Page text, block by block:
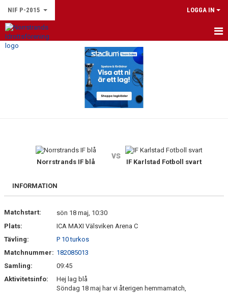
NIF P-2015 LOGGA IN
HEM
BILDGALLERI
DOKUMENT
Norrstrands IF blå
vs
IF Karlstad Fotboll svart
INFORMATION
Matchstart:
sön 18 maj, 10:30
Plats:
ICA MAXI Välsviken Arena C
Tävling:
P 10 turkos
Matchnummer: 182085013
Samling:
09:45
Aktivitetsinfo:
Hej lag blå
Söndag 18 maj har vi återigen hemmamatch,